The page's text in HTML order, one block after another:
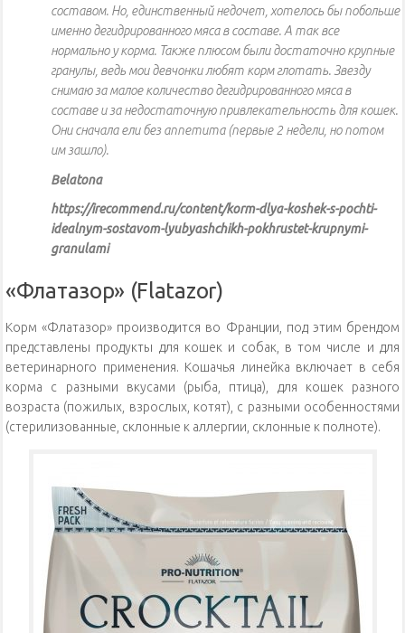
составом. Но, единственный недочет, хотелось бы побольше
именно дегидрированного мяса в составе. А так все
нормально у корма. Также плюсом были достаточно крупные
гранулы, ведь мои девчонки любят корм глотать. Звезду
снимаю за малое количество дегидрированного мяса в
составе и за недостаточную привлекательность для кошек.
Они сначала ели без аппетита (первые 2 недели, но потом
им зашло).
Belatona
https://irecommend.ru/content/korm-dlya-koshek-s-pochti-
idealnym-sostavom-lyubyashchikh-pokhrustet-krupnymi-
granulami
«Флатазор» (Flatazor)
Корм «Флатазор» производится во Франции, под этим брендом
представлены продукты для кошек и собак, в том числе и для
ветеринарного применения. Кошачья линейка включает в себя
корма с разными вкусами (рыба, птица), для кошек разного
возраста (пожилых, взрослых, котят), с разными особенностями
(стерилизованные, склонные к аллергии, склонные к полноте).